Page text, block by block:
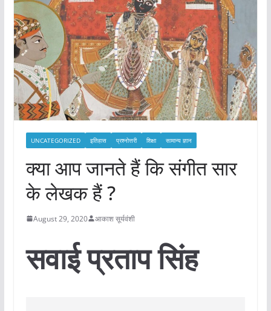
UNCATEGORIZED इतिहास प्रश्नोत्तरी शिक्षा सामान्य ज्ञान
क्या आप जानते हैं कि संगीत सार
के लेखक हैं ?
August 29, 2020 आकाश सूर्यवंशी
सवाई प्रताप सिंह